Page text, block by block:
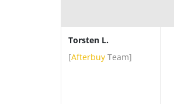
Torsten L.
[Afterbuy Team]